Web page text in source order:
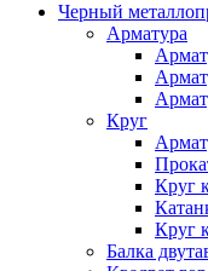
Черный
Арматура
Круг
Круг
Круг
Балка